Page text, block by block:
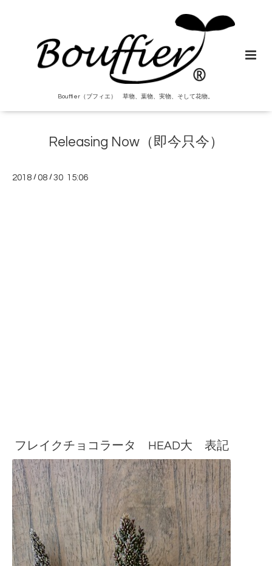
Bouffier（ブフィエ） 草物、葉物、実物、そして花物。
Releasing Now（即今只今）
2018 /08 /30 15:06
フレイクチョコラータ HEAD大 表記